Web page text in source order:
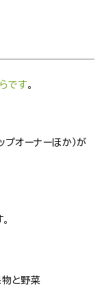
です。
プオーナーほか）が
物と野菜